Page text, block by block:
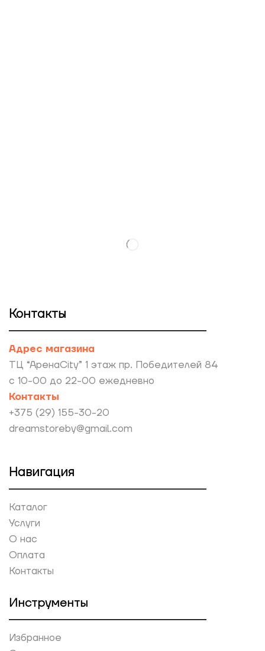
Контакты
Адрес магазина
ТЦ “АренаCity” 1 этаж пр. Победителей 84
с 10-00 до 22-00 ежедневно
Контакты
+375 (29) 155-30-20
dreamstoreby@gmail.com
Навигация
Каталог
Услуги
О нас
Оплата
Контакты
Инструменты
Избранное